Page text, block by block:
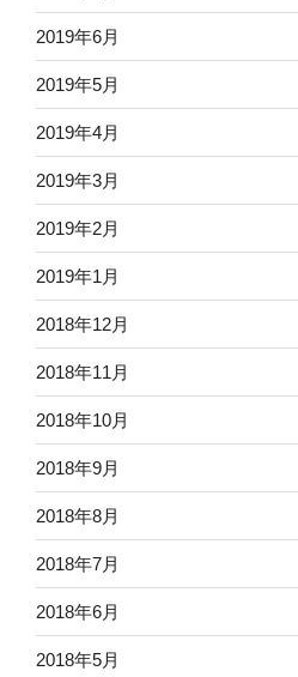
2019年6月
2019年5月
2019年4月
2019年3月
2019年2月
2019年1月
2018年12月
2018年11月
2018年10月
2018年9月
2018年8月
2018年7月
2018年6月
2018年5月